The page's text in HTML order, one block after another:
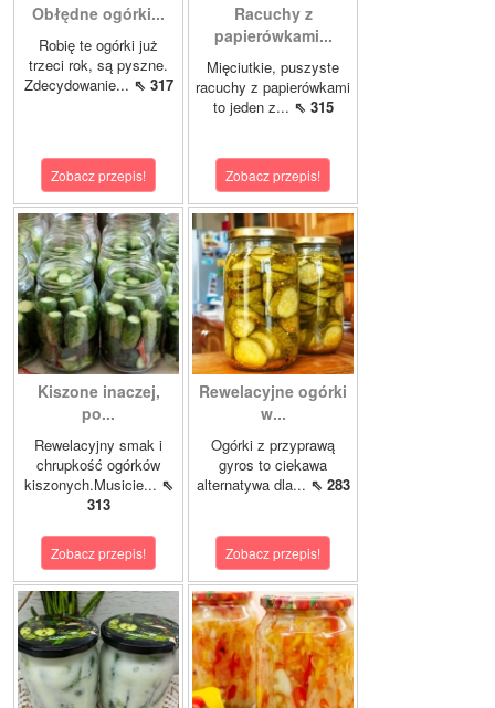
Obłędne ogórki...
Robię te ogórki już
trzeci rok, są pyszne.
Zdecydowanie... ⇖ 317
Zobacz przepis!
Racuchy z
papierówkami...
Mięciutkie, puszyste
racuchy z papierówkami
to jeden z... ⇖ 315
Zobacz przepis!
Kiszone inaczej,
po...
Rewelacyjny smak i
chrupkość ogórków
kiszonych.Musicie... ⇖
313
Zobacz przepis!
Rewelacyjne ogórki
w...
Ogórki z przyprawą
gyros to ciekawa
alternatywa dla... ⇖ 283
Zobacz przepis!